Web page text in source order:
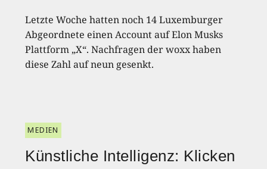
Letzte Woche hatten noch 14 Luxemburger
Abgeordnete einen Account auf Elon Musks
Plattform „X“. Nachfragen der woxx haben
diese Zahl auf neun gesenkt.
MEDIEN
Künstliche Intelligenz: Klicken